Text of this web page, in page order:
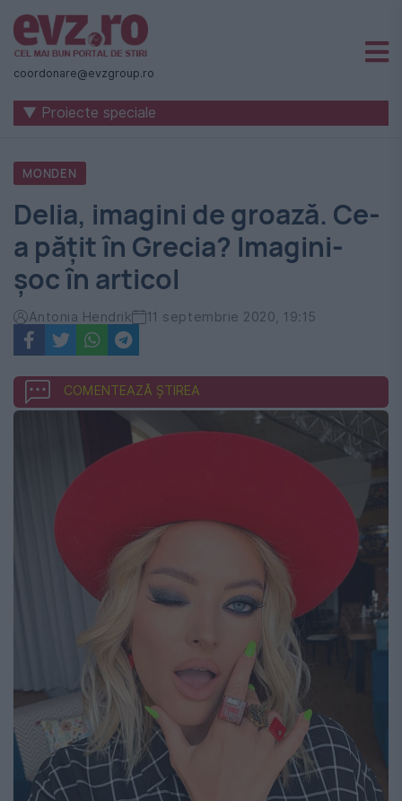
Știri
naționale
internaționale
România
-
Evenimentul
Zilei
coordonare@evzgroup.ro
▼ Proiecte speciale
MONDEN
Delia, imagini de groază. Ce-
a păţit în Grecia? Imagini-
şoc în articol
Antonia Hendrik 11 septembrie 2020, 19:15
COMENTEAZĂ ȘTIREA